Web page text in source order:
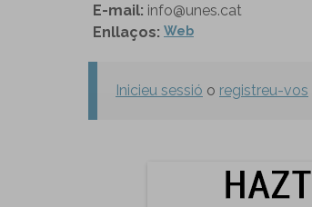
E-mail: info@unes.cat
Enllaços: Web
Inicieu sessió o registreu-vos